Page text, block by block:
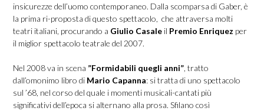
insicurezze dell’uomo contemporaneo. Dalla scomparsa di Gaber, è
la prima ri-proposta di questo spettacolo, che attraversa molti
teatri italiani, procurando a Giulio Casale il Premio Enriquez per
il miglior spettacolo teatrale del 2007.
Nel 2008 va in scena ”Formidabili quegli anni”, tratto
dall’omonimo libro di Mario Capanna: si tratta di uno spettacolo
sul ’68, nel corso del quale i momenti musicali-cantati più
significativi dell’epoca si alternano alla prosa. Sfilano così